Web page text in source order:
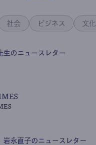
社会 ビジネス 文化
生のニュースレター
岩永直子のニュースレター